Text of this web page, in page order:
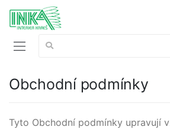
Vyhledávání:
Obchodní podmínky
Tyto Obchodní podmínky upravují